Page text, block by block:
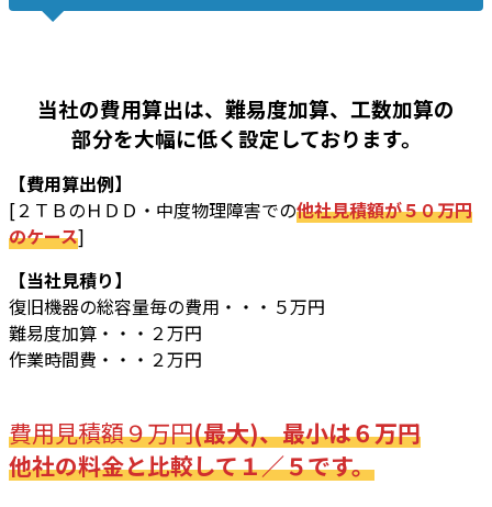
当社の費用算出は、難易度加算、工数加算の
部分を大幅に低く設定しております。
【費用算出例】
[２ＴＢのＨＤＤ・中度物理障害での他社見積額が５０万円
のケース]
【当社見積り】
復旧機器の総容量毎の費用・・・５万円
難易度加算・・・２万円
作業時間費・・・２万円
費用見積額９万円(最大)、最小は６万円
他社の料金と比較して１／５です。